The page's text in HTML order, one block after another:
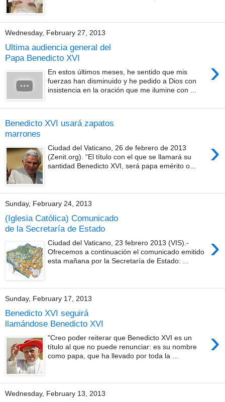
Wednesday, February 27, 2013
Ultima audiencia general del
Papa Benedicto XVI
›
En estos últimos meses, he sentido que mis
fuerzas han disminuido y he pedido a Dios con
insistencia en la oración que me ilumine con ...
Benedicto XVI usará zapatos
marrones
›
Ciudad del Vaticano, 26 de febrero de 2013
(Zenit.org). “El título con el que se llamará su
santidad Benedicto XVI, será papa emérito o...
Sunday, February 24, 2013
(Iglesia Católica) Comunicado
de la Secretaría de Estado
›
Ciudad del Vaticano, 23 febrero 2013 (VIS).-
Ofrecemos a continuación el comunicado emitido
esta mañana por la Secretaría de Estado: ...
Sunday, February 17, 2013
Benedicto XVI seguirá
llamándose Benedicto XVI
›
"Creo poder reiterar que Benedicto XVI es un
título al que no puede renunciar: es su nombre
como papa, que ha llevado por toda la ...
Wednesday, February 13, 2013